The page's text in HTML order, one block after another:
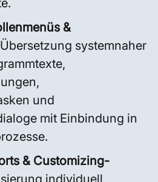
&
Übersetzung systemnaher
und
mit Einbindung in
& Customizing-
individuell